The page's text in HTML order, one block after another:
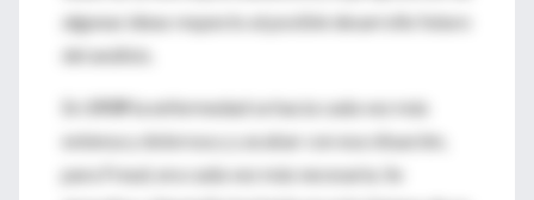
algunas ideas respecto al posible desarrollo futuro
del análisis.
1939la enfermedad se hacía cada vez más
extensa y dolorosa y y acabar con esa situación,
para Freud, era cada vez más necesaria. Se